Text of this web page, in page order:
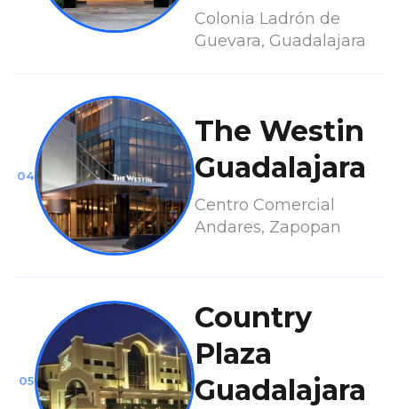
Colonia Ladrón de
Guevara, Guadalajara
04
The Westin
Guadalajara
Centro Comercial
Andares, Zapopan
05
Country
Plaza
Guadalajara